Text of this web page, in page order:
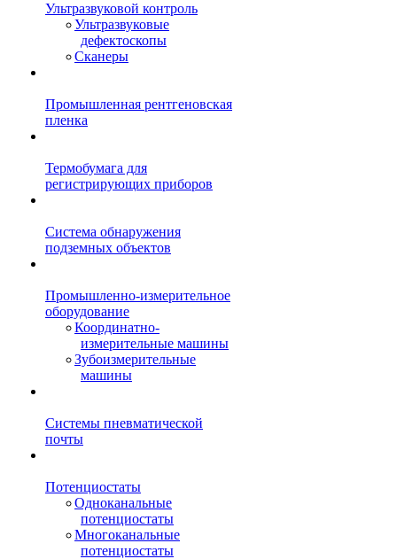
Ультразвуковой контроль
Ультразвуковые
дефектоскопы
Сканеры
Промышленная рентгеновская
пленка
Термобумага для
регистрирующих приборов
Система обнаружения
подземных объектов
Промышленно-измерительное
оборудование
Координатно-
измерительные машины
Зубоизмерительные
машины
Системы пневматической
почты
Потенциостаты
Одноканальные
потенциостаты
Многоканальные
потенциостаты